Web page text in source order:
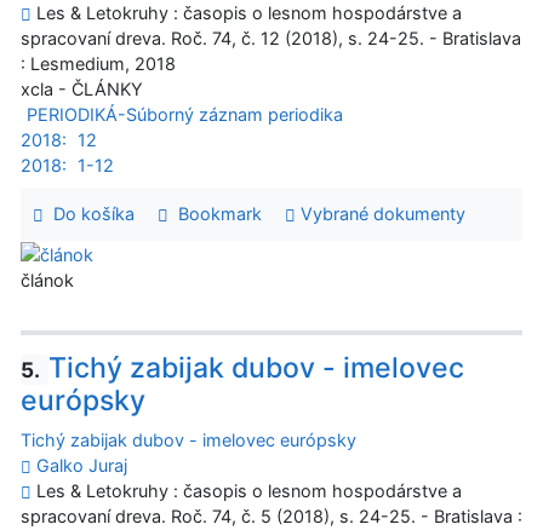
Les & Letokruhy : časopis o lesnom hospodárstve a
spracovaní dreva. Roč. 74, č. 12 (2018), s. 24-25. - Bratislava
: Lesmedium, 2018
xcla - ČLÁNKY
PERIODIKÁ-Súborný záznam periodika
2018:
12
2018:
1-12
Do košíka Bookmark Vybrané dokumenty
článok
5. Tichý zabijak dubov - imelovec
európsky
Tichý zabijak dubov - imelovec európsky
Galko Juraj
Les & Letokruhy : časopis o lesnom hospodárstve a
spracovaní dreva. Roč. 74, č. 5 (2018), s. 24-25. - Bratislava :